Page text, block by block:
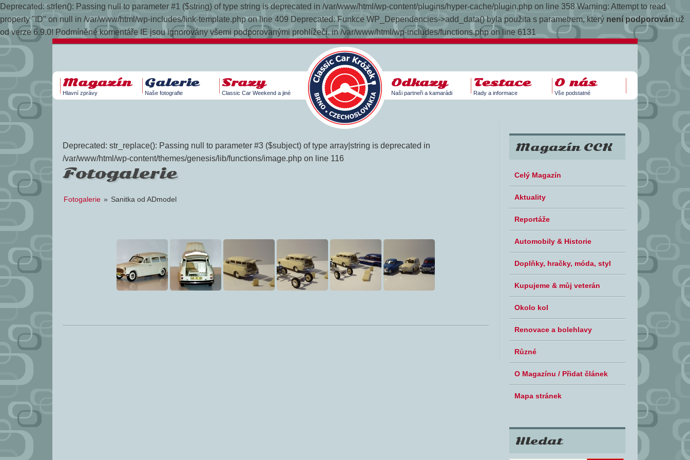
Deprecated: strlen(): Passing null to parameter #1 ($string) of type string is deprecated in /var/www/html/wp-content/plugins/hyper-cache/plugin.php on line 358 Warning: Attempt to read
property "ID" on null in /var/www/html/wp-includes/link-template.php on line 409 Deprecated: Funkce WP_Dependencies->add_data() byla použita s parametrem, který není podporován už
od verze 6.9.0! Podmíněné komentáře IE jsou ignorovány všemi podporovanými prohlížeči. in /var/www/html/wp-includes/functions.php on line 6131
Magazín
Hlavní zprávy
Galerie
Naše fotografie
Srazy
Classic Car Weekend a jiné
Odkazy
Naši partneři a kamarádi
Testace
Rady a informace
O nás
Vše podstatné
Deprecated: str_replace(): Passing null to parameter #3 ($subject) of type array|string is deprecated in
/var/www/html/wp-content/themes/genesis/lib/functions/image.php on line 116
Fotogalerie
Fotogalerie » Sanitka od ADmodel
Magazín CCK
Celý Magazín
Aktuality
Reportáže
Automobily & Historie
Doplňky, hračky, móda, styl
Kupujeme & můj veterán
Okolo kol
Renovace a bolehlavy
Různé
O Magazínu / Přidat článek
Mapa stránek
Hledat